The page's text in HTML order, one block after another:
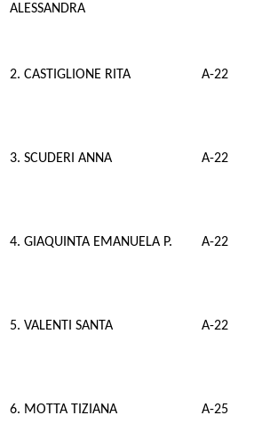
ALESSANDRA
2. CASTIGLIONE RITA A-22
3. SCUDERI ANNA A-22
4. GIAQUINTA EMANUELA P. A-22
5. VALENTI SANTA A-22
6. MOTTA TIZIANA A-25